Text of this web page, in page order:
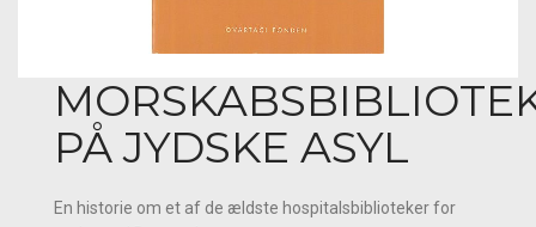
PÅ JYDSKE ASYL
En historie om et af de ældste hospitalsbiblioteker for